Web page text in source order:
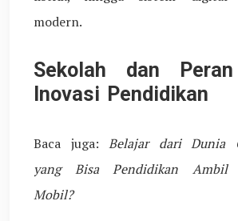
modern.
Sekolah dan
Inovasi Pendidikan
Baca juga: Belajar dari Dunia
yang Bisa Pendidikan
Mobil?